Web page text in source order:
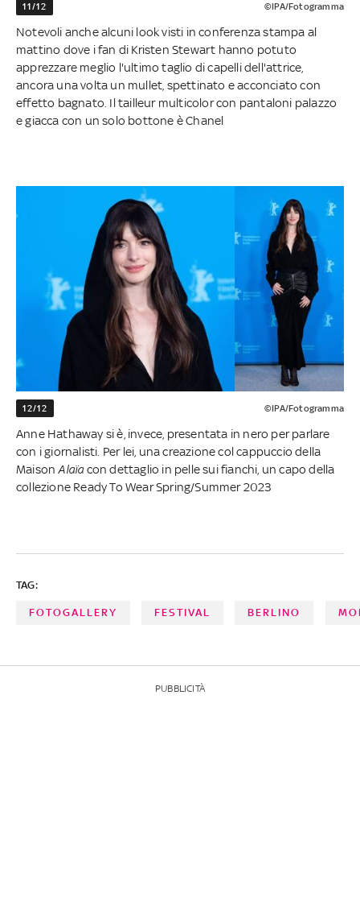
11/12 ©IPA/Fotogramma
Notevoli anche alcuni look visti in conferenza stampa al
mattino dove i fan di Kristen Stewart hanno potuto
apprezzare meglio l'ultimo taglio di capelli dell'attrice,
ancora una volta un mullet, spettinato e acconciato con
effetto bagnato. Il tailleur multicolor con pantaloni palazzo
e giacca con un solo bottone è Chanel
12/12 ©IPA/Fotogramma
Anne Hathaway si è, invece, presentata in nero per parlare
con i giornalisti. Per lei, una creazione col cappuccio della
MaisonAlaïa con dettaglio in pelle sui fianchi, un capo della
collezione Ready To Wear Spring/Summer 2023
TAG:
FOTOGALLERY FESTIVAL BERLINO
PUBBLICITÀ